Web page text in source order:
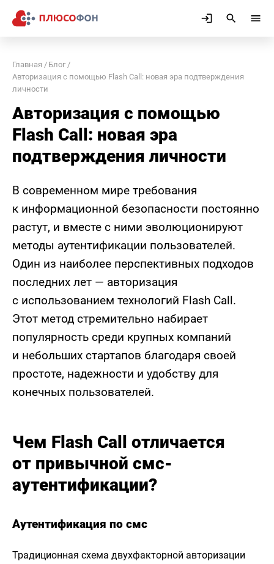
Главная
Блог
Авторизация с помощью Flash Call: новая эра подтверждения
личности
Авторизация с помощью
Flash Call: новая эра
подтверждения личности
В современном мире требования
к информационной безопасности постоянно
растут, и вместе с ними эволюционируют
методы аутентификации пользователей.
Один из наиболее перспективных подходов
последних лет — авторизация
с использованием технологий Flash Call.
Этот метод стремительно набирает
популярность среди крупных компаний
и небольших стартапов благодаря своей
простоте, надежности и удобству для
конечных пользователей.
Чем Flash Call отличается
от привычной смс-
аутентификации?
Аутентификация по смс
Традиционная схема двухфакторной авторизации